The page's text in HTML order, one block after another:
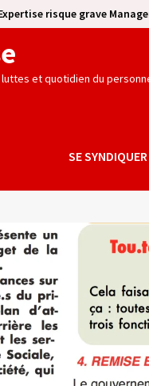
risque grave
luttes et quotidien du
SE SYNDIQUER